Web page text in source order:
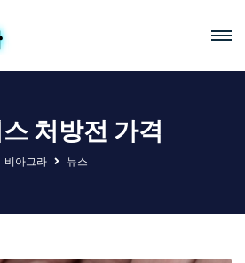
처방전 가격
비아그라 뉴스